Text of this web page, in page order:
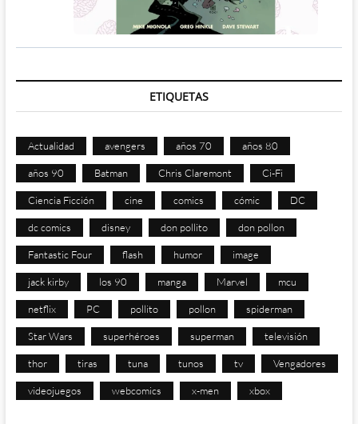
ETIQUETAS
Actualidad avengers años 70 años 80
años 90 Batman Chris Claremont Ci-Fi
Ciencia Ficción cine comics cómic DC
dc comics disney don pollito don pollon
Fantastic Four flash humor image
jack kirby los 90 manga Marvel mcu
netflix PC pollito pollon spiderman
Star Wars superhéroes superman televisión
thor tiras tuna tunos tv Vengadores
videojuegos webcomics x-men xbox